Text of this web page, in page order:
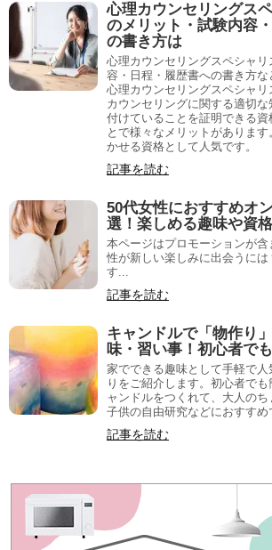
心理カウンセリングス
のメリット・試験内容
の書き方は
心理カウンセリングスペシャリ
容・日程・履歴書への書き方な
心理カウンセリングスペシャリ
カウンセリングに関する適切
付けていることを証明できる資
とで様々なメリットがありま
かせる資格として人気です。
記事を読む
50代女性におすすめオ
選！楽しめる趣味や資
本ページはプロモーションが
性が新しい楽しみに出会うに
す...
記事を読む
キャンドルで「物作り
味・習い事！初心者で
家でできる趣味として手軽で人
りをご紹介します。初心者で
ャンドルをつくれて、大人のち
子供の自由研究などにおすすめ
記事を読む